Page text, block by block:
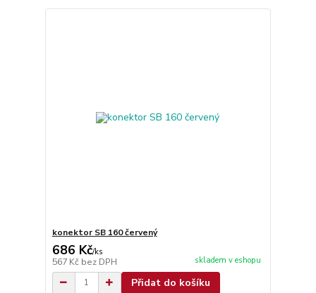
konektor SB 160 červený
686 Kč/ks
567 Kč bez DPH skladem v eshopu
Přidat do košíku